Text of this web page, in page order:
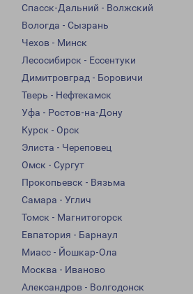
Спасск-Дальний - Волжский
Вологда - Сызрань
Чехов - Минск
Лесосибирск - Ессентуки
Димитровград - Боровичи
Тверь - Нефтекамск
Уфа - Ростов-на-Дону
Курск - Орск
Элиста - Череповец
Омск - Сургут
Прокопьевск - Вязьма
Самара - Углич
Томск - Магнитогорск
Евпатория - Барнаул
Миасс - Йошкар-Ола
Москва - Иваново
Александров - Волгодонск